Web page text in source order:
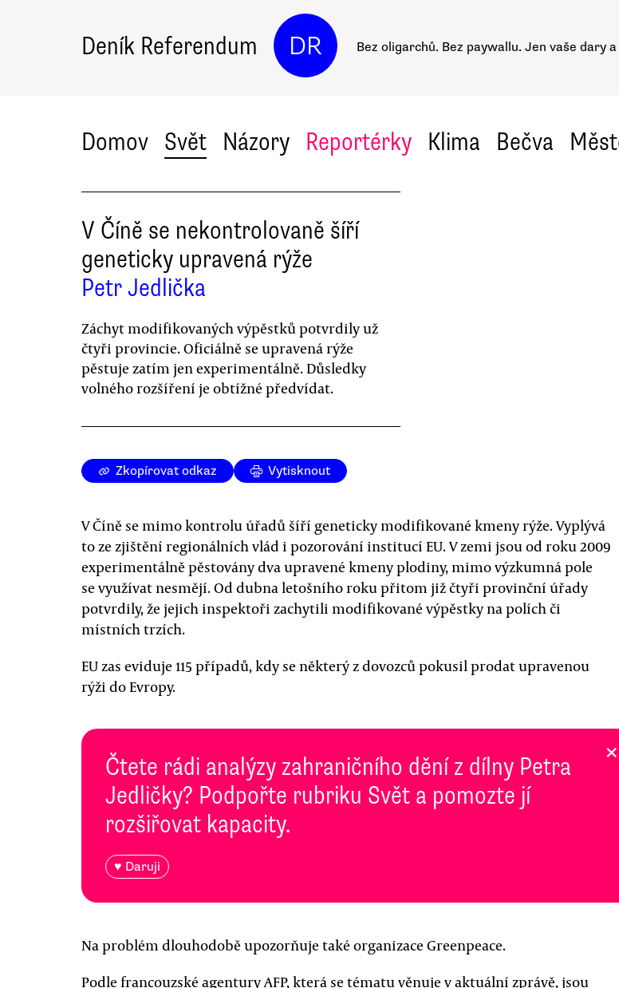
Deník Referendum DR Bez oligarchů. Bez paywallu. Jen vaše dary
Domov Svět Názory Reportérky Klima Bečva
V Číně se nekontrolovaně šíří
geneticky upravená rýže
Petr Jedlička
Záchyt modifikovaných výpěstků potvrdily už
čtyři provincie. Oficiálně se upravená rýže
pěstuje zatím jen experimentálně. Důsledky
volného rozšíření je obtížné předvídat.
Zkopírovat odkaz Vytisknout
V Číně se mimo kontrolu úřadů šíří geneticky modifikované kmeny rýže. Vyplývá
to ze zjištění regionálních vlád i pozorování institucí EU. V zemi jsou od roku 2009
experimentálně pěstovány dva upravené kmeny plodiny, mimo výzkumná pole
se využívat nesmějí. Od dubna letošního roku přitom již čtyři provinční úřady
potvrdily, že jejich inspektoři zachytili modifikované výpěstky na polích či
místních trzích.
EU zas eviduje 115 případů, kdy se některý z dovozců pokusil prodat upravenou
rýži do Evropy.
Čtete rádi analýzy zahraničního dění z dílny Petra
Jedličky? Podpořte rubriku Svět a pomozte jí
rozšiřovat kapacity.
♥ Daruji
×
Na problém dlouhodobě upozorňuje také organizace Greenpeace.
Podle francouzské agentury AFP, která se tématu věnuje v aktuální zprávě, jsou